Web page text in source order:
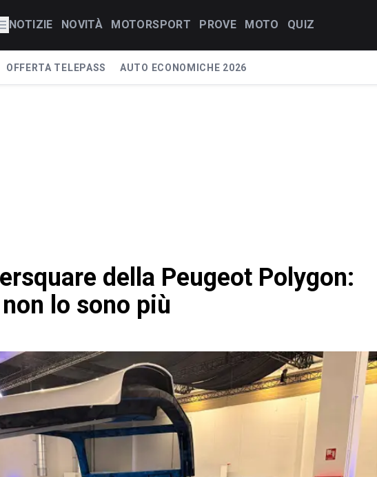
NOTIZIE NOVITÀ MOTORSPORT PROVE MOTO QUIZ
OFFERTA TELEPASS AUTO ECONOMICHE 2026
della Peugeot Polygon:
lo sono più